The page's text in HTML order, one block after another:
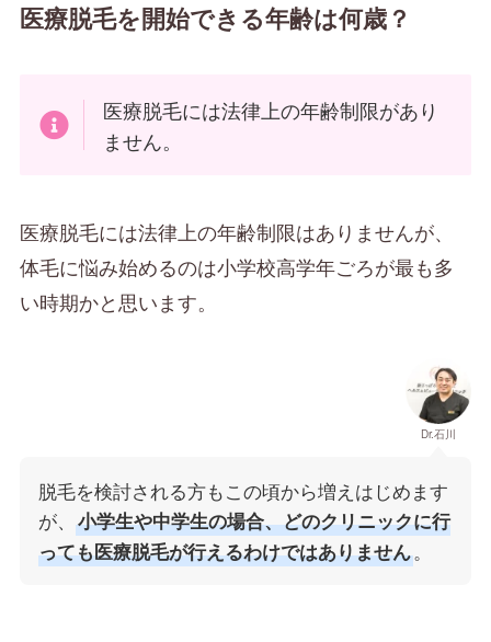
医療脱毛を開始できる年齢は何歳？
医療脱毛には法律上の年齢制限があり
ません。
医療脱毛には法律上の年齢制限はありませんが、
体毛に悩み始めるのは小学校高学年ごろが最も多
い時期かと思います。
Dr.石川
脱毛を検討される方もこの頃から増えはじめます
が、
小学生や中学生の場合、どのクリニックに行
っても医療脱毛が行えるわけではありません。